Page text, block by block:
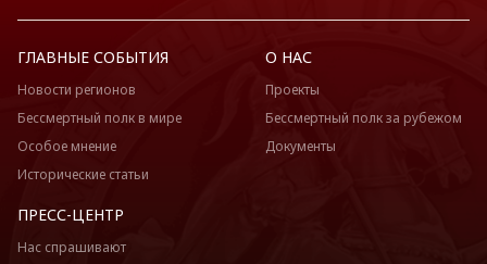
ГЛАВНЫЕ СОБЫТИЯ
Новости регионов
Бессмертный полк в мире
Особое мнение
Исторические статьи
О НАС
Проекты
Бессмертный полк за рубежом
Документы
ПРЕСС-ЦЕНТР
Нас спрашивают